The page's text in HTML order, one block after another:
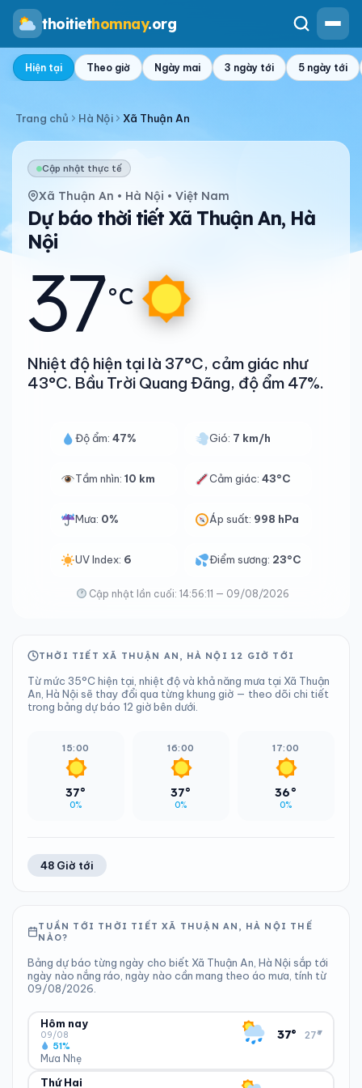
thoitiethomnay.org
Hiện tại Theo giờ Ngày mai 3 ngày tới 5 ngày tới
Trang chủ Hà Nội Xã Thuận An
Cập nhật thực tế
Xã Thuận An • Hà Nội • Việt Nam
Dự báo thời tiết Xã Thuận An, Hà
Nội
37°C
Nhiệt độ hiện tại là 37°C, cảm giác như
43°C. Bầu Trời Quang Đãng, độ ẩm 47%.
Độ ẩm: 47% Gió: 7 km/h
Tầm nhìn: 10 km Cảm giác:43°C
Mưa: 0% Áp suất: 998 hPa
UV Index: 6 Điểm sương: 23°C
Cập nhật lần cuối: 14:56:11 — 09/08/2026
THỜI TIẾT XÃ THUẬN AN, HÀ NỘI 12 GIỜ TỚI
Từ mức 35°C hiện tại, nhiệt độ và khả năng mưa tại Xã Thuận
An, Hà Nội sẽ thay đổi qua từng khung giờ — theo dõi chi tiết
trong bảng dự báo 12 giờ bên dưới.
15:00
37°
0%
16:00
37°
0%
17:00
36°
0%
48 Giờ tới
TUẦN TỚI THỜI TIẾT XÃ THUẬN AN, HÀ NỘI THẾ
NÀO?
Bảng dự báo từng ngày cho biết Xã Thuận An, Hà Nội sắp tới
ngày nào nắng ráo, ngày nào cần mang theo áo mưa, tính từ
09/08/2026.
Hôm nay
09/08
Mưa Nhẹ
51%
37° 27°
▾
ĐỘ ẨM
Thứ Hai